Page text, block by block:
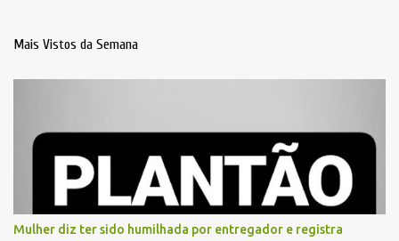
Mais Vistos da Semana
Mulher diz ter sido humilhada por entregador e registra